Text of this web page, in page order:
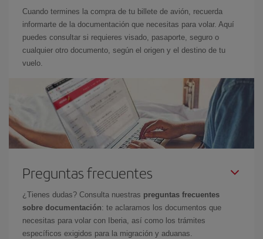
Cuando termines la compra de tu billete de avión, recuerda
informarte de la documentación que necesitas para volar. Aquí
puedes consultar si requieres visado, pasaporte, seguro o
cualquier otro documento, según el origen y el destino de tu
vuelo.
Preguntas frecuentes
¿Tienes dudas? Consulta nuestras preguntas frecuentes
sobre documentación: te aclaramos los documentos que
necesitas para volar con Iberia, así como los trámites
específicos exigidos para la migración y aduanas.